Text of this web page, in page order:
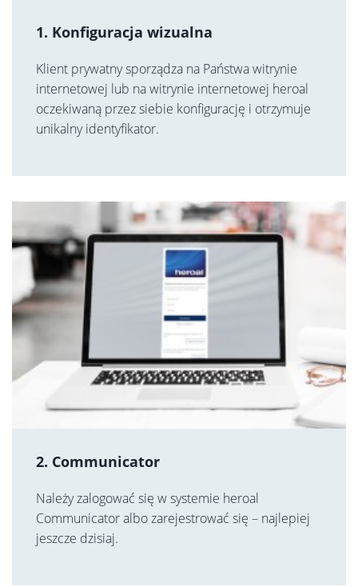
1. Konfiguracja wizualna
Klient prywatny sporządza na Państwa witrynie
internetowej lub na witrynie internetowej heroal
oczekiwaną przez siebie konfigurację i otrzymuje
unikalny identyfikator.
2. Communicator
Należy zalogować się w systemie heroal
Communicator albo zarejestrować się – najlepiej
jeszcze dzisiaj.